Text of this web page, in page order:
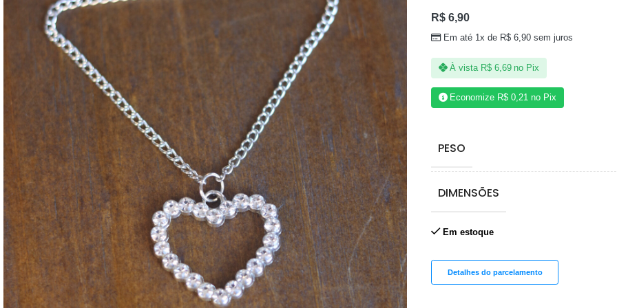
R$6,90
Em até 1x de R$ 6,90 sem juros
À vista R$6,69 no Pix
Economize R$ 0,21 no Pix
PESO
DIMENSÕES
Em estoque
Detalhes do parcelamento